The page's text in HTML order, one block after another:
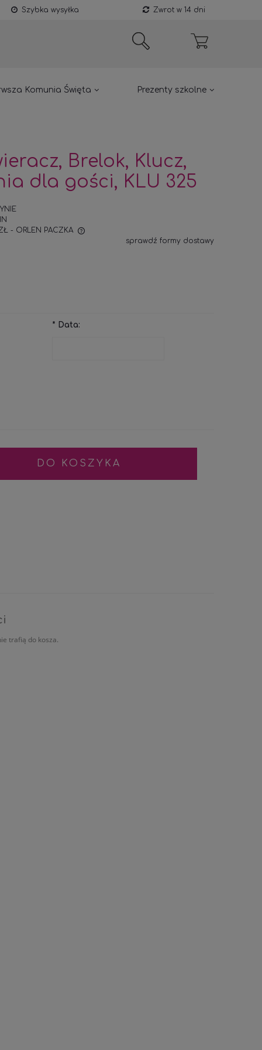
Szybka wysyłka Zwrot w 14 dni
Komunia Święta Prezenty szkolne
Brelok, Klucz,
dla gości, KLU 325
- ORLEN PACZKA
sprawdź formy dostawy
* Data:
DO KOSZYKA
trafią do kosza.